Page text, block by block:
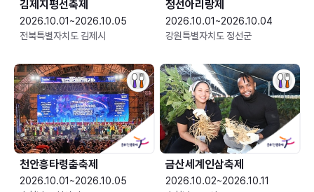
김제지평선축제
2026.10.01~2026.10.05
전북특별자치도 김제시
정선아리랑제
2026.10.01~2026.10.04
강원특별자치도 정선군
천안흥타령춤축제
2026.10.01~2026.10.05
금산세계인삼축제
2026.10.02~2026.10.11